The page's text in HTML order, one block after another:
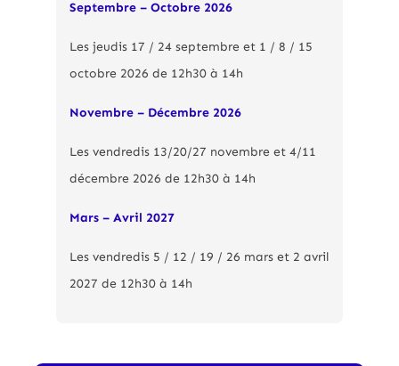
Septembre – Octobre 2026
Les jeudis 17 / 24 septembre et 1 / 8 / 15
octobre 2026 de 12h30 à 14h
Novembre – Décembre 2026
Les vendredis 13/20/27 novembre et 4/11
décembre 2026 de 12h30 à 14h
Mars – Avril 2027
Les vendredis 5 / 12 / 19 / 26 mars et 2 avril
2027 de 12h30 à 14h